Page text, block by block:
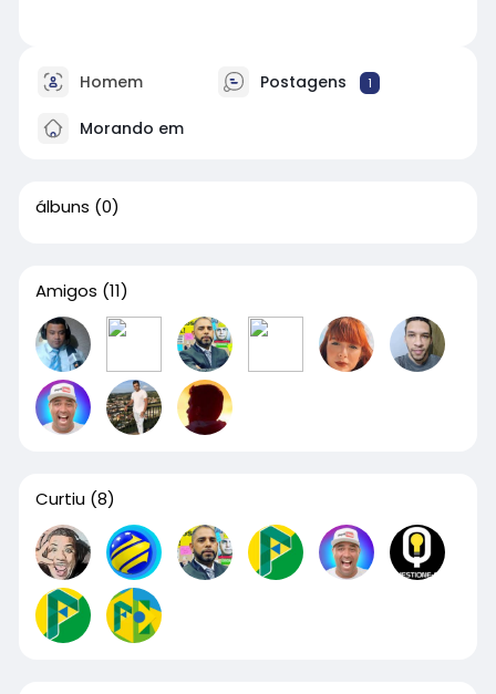
Homem Postagens 1
Morando em
álbuns (0)
Amigos (11)
Curtiu (8)